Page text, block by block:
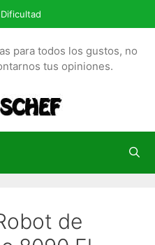
Dificultad
para todos los gustos, no
tus opiniones.
de